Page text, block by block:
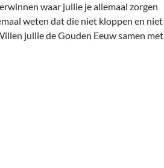
waar jullie je allemaal zorgen
weten dat die niet kloppen en niet
jullie de Gouden Eeuw samen met